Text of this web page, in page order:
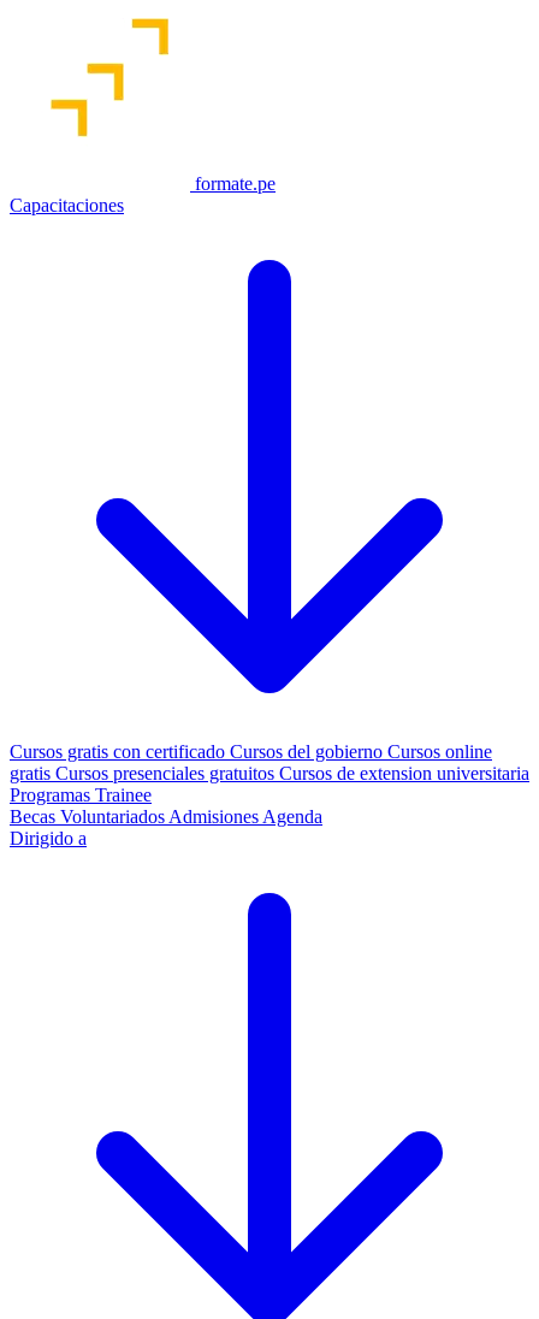
formate.pe
Capacitaciones
Cursos gratis con certificado Cursos del gobierno Cursos online
gratis Cursos presenciales gratuitos Cursos de extension universitaria
Programas Trainee
Becas Voluntariados Admisiones Agenda
Dirigido a